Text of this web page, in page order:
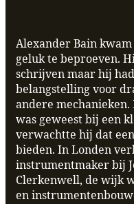
Alexander Bain
geluk te beproeven.
schrijven maar hij
belangstelling voor
andere
was geweest bij een
verwachtte hij dat
bieden. In Londen
instrumentmaker bij
Clerkenwell, de wijk
en